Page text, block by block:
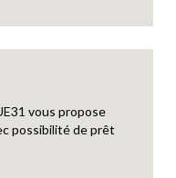
vous propose
possibilité de prêt